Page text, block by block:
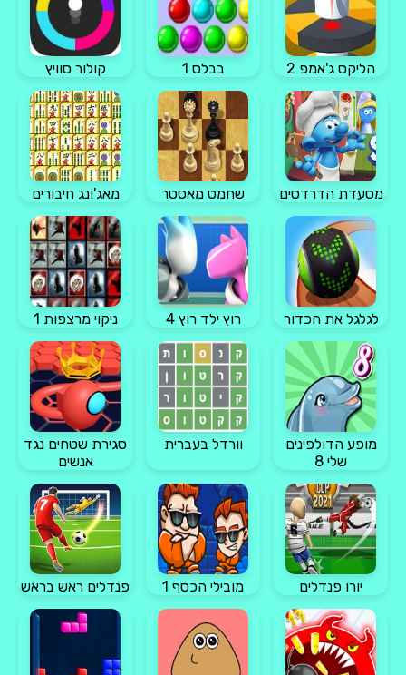
הליקס ג'אמפ 2 בבלס 1 קולור סוויץ
מסעדת הדרדסים שחמט מאסטר מאג'ונג חיבורים
לגלגל את הכדור רוץ ילד רוץ 4 ניקוי מרצפות 1
מופע הדולפינים
שלי 8
וורדל בעברית
סגירת שטחים נגד
אנשים
יורו פנדלים מובילי הכסף 1 פנדלים ראש בראש